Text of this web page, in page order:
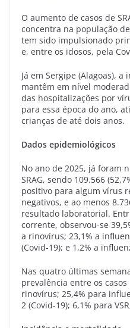
O aumento de casos de
concentra na população
tem sido impulsionado
e, entre os idosos, pela
Já em Sergipe (Alagoas), a
mantêm em nível
das hospitalizações por
para essa época do ano,
crianças de até dois anos.
Dados epidemiológicos
No ano de 2025, já foram
SRAG, sendo 109.566
positivo para algum vírus
negativos, e ao menos
resultado laboratorial.
corrente, observou-se
a rinovírus; 23,1% a
(Covid-19); e 1,2% a
Nas quatro últimas
prevalência entre os
rinovírus; 25,4% para
2 (Covid-19); 6,1% para